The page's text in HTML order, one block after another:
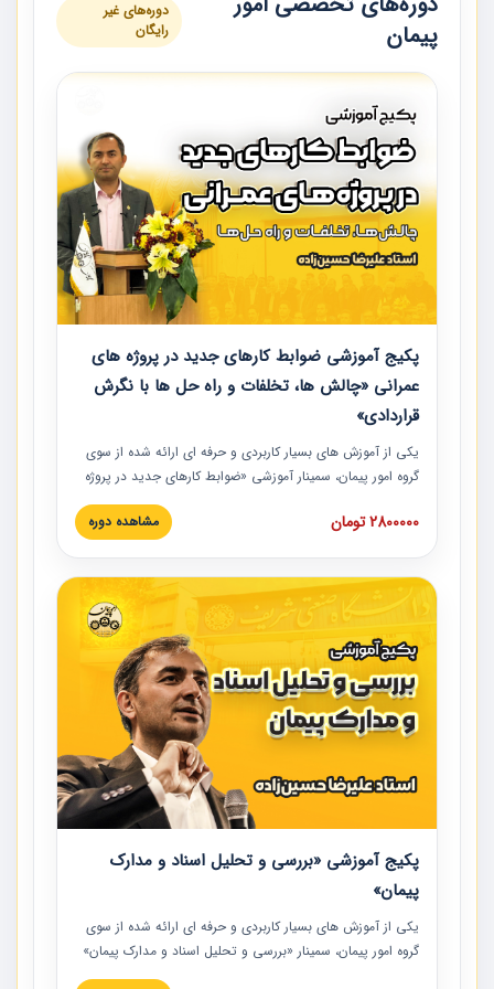
پیمان
دوره‌های غیر
رایگان
پکیج آموزشی ضوابط کارهای جدید در پروژه های
عمرانی «چالش ها، تخلفات و راه حل ها با نگرش
قراردادی»
یکی از آموزش‏‏‏‏‏‏ های بسیار کاربردی و حرفه‏ ای ارائه شده از سوی
گروه امور پیمان، سمینار آموزشی «ضوابط کارهای جدید در پروژه
های عمرانی» چالش ها، تخلفات و راه حل ها با نگرش قراردادی
است که در محل سندیکای شرکت های ساختمانی کشور ارائه شد.
مدارک پیمان به همراه تجربیات عملی ارائه شده است.
2800000 تومان مشاهده دوره
پکیج آموزشی «بررسی و تحلیل اسناد و مدارک
پیمان»
یکی از آموزش‏‏‏‏‏‏ های بسیار کاربردی و حرفه‏ ای ارائه شده از سوی
گروه امور پیمان، سمینار «بررسی و تحلیل اسناد و مدارک پیمان»
است که در دانشگاه صنعتی شریف ارائه شد. در این آموزش